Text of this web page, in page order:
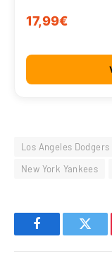
17,99€
Los Angeles Dodgers
New York Yankees
Facebook